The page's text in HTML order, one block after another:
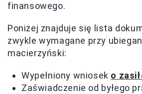
finansowego.
Poniżej znajduje się lista
zwykle wymagane przy
macierzyński:
Wypełniony wniosek o
Zaświadczenie od byłego